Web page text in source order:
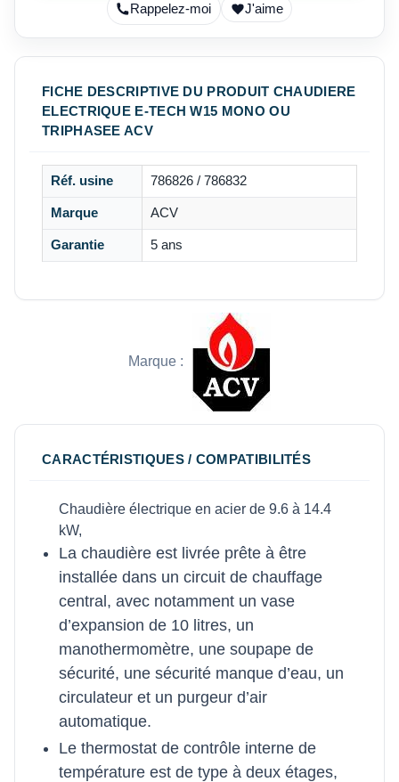
Rappelez-moi J'aime
FICHE DESCRIPTIVE DU PRODUIT CHAUDIERE
ELECTRIQUE E-TECH W15 MONO OU
TRIPHASEE ACV
Réf. usine 786826 / 786832
Marque ACV
Garantie 5 ans
Marque :
CARACTÉRISTIQUES / COMPATIBILITÉS
Chaudière électrique en acier de 9.6 à 14.4
kW,
La chaudière est livrée prête à être
installée dans un circuit de chauffage
central, avec notamment un vase
d’expansion de 10 litres, un
manothermomètre, une soupape de
sécurité, une sécurité manque d’eau, un
circulateur et un purgeur d’air
automatique.
Le thermostat de contrôle interne de
température est de type à deux étages,